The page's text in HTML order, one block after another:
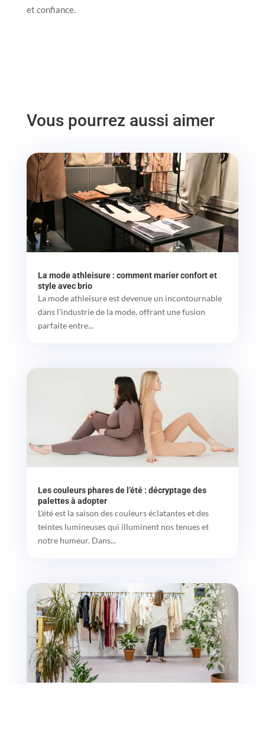
et confiance.
Vous pourrez aussi aimer
La mode athleisure : comment marier confort et
style avec brio
La mode athleisure est devenue un incontournable
dans l'industrie de la mode, offrant une fusion
parfaite entre...
Les couleurs phares de l’été : décryptage des
palettes à adopter
L'été est la saison des couleurs éclatantes et des
teintes lumineuses qui illuminent nos tenues et
notre humeur. Dans...